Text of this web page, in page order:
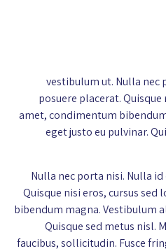
vestibulum ut. Nulla nec
posuere placerat.
amet, condimentum
eget justo eu pulvinar.
Nulla nec porta nisi. Nulla
Quisque nisi eros, cursus
bibendum magna. Vestibulum
Quisque sed metus nisl.
faucibus, sollicitudin. Fusce